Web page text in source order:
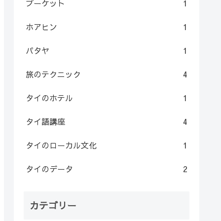
プーケット 1
ホアヒン 1
パタヤ 1
旅のテクニック 4
タイのホテル 1
タイ語講座 4
タイのローカル文化 1
タイのデータ 2
カテゴリー